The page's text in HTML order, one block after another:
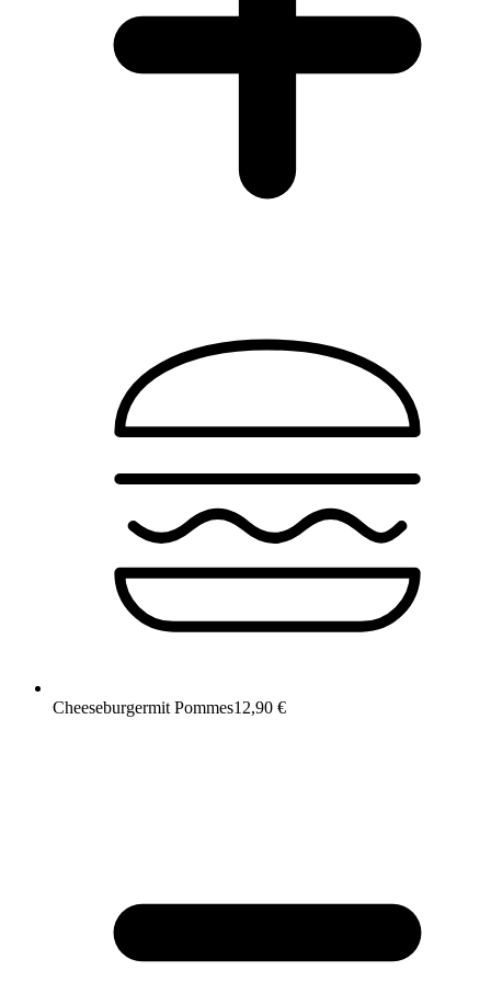
Cheeseburgermit Pommes12,90 €